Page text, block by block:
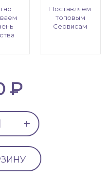
Поставляем
топовым
Сервисам
₽